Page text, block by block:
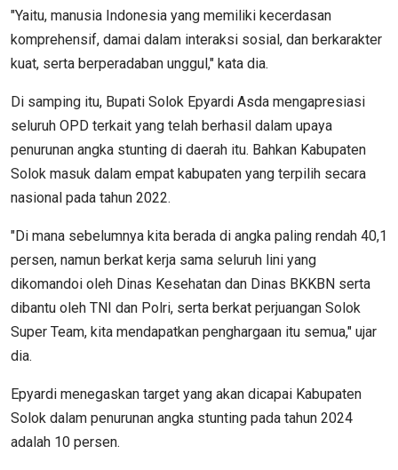
"Yaitu, manusia Indonesia yang memiliki kecerdasan
komprehensif, damai dalam interaksi sosial, dan berkarakter
kuat, serta berperadaban unggul," kata dia.
Di samping itu, Bupati Solok Epyardi Asda mengapresiasi
seluruh OPD terkait yang telah berhasil dalam upaya
penurunan angka stunting di daerah itu. Bahkan Kabupaten
Solok masuk dalam empat kabupaten yang terpilih secara
nasional pada tahun 2022.
"Di mana sebelumnya kita berada di angka paling rendah 40,1
persen, namun berkat kerja sama seluruh lini yang
dikomandoi oleh Dinas Kesehatan dan Dinas BKKBN serta
dibantu oleh TNI dan Polri, serta berkat perjuangan Solok
Super Team, kita mendapatkan penghargaan itu semua," ujar
dia.
Epyardi menegaskan target yang akan dicapai Kabupaten
Solok dalam penurunan angka stunting pada tahun 2024
adalah 10 persen.